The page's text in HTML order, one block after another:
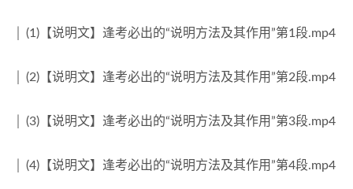
│ (1)【说明文】逢考必出的“说明方法及其作用”第1段.mp4
│ (2)【说明文】逢考必出的“说明方法及其作用”第2段.mp4
│ (3)【说明文】逢考必出的“说明方法及其作用”第3段.mp4
│ (4)【说明文】逢考必出的“说明方法及其作用”第4段.mp4